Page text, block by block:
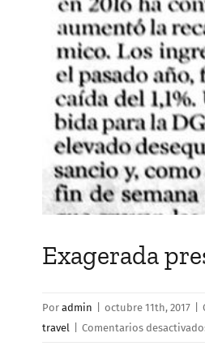
Exagerada
Por admin octubre 11th, 2017
travel
Comentarios